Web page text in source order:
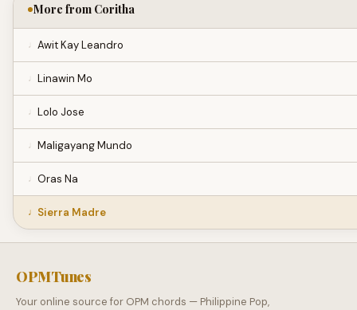
More from Coritha
Awit Kay Leandro
Linawin Mo
Lolo Jose
Maligayang Mundo
Oras Na
Sierra Madre
OPMTunes
Your online source for OPM chords — Philippine Pop,